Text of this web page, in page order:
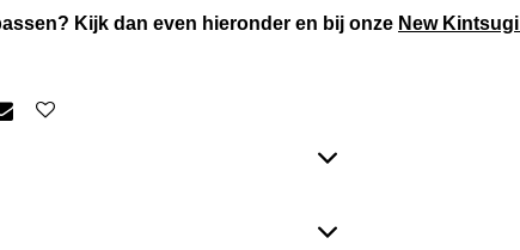
Kijk dan even hieronder en bij onze New